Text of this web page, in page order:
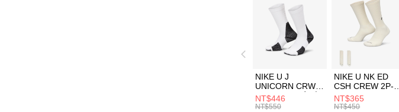
NIKE U J
UNICORN CRW
1PR -160 男女 中
統襪 FZ3393100
NT$446
NT$550
NIKE U NK ED
CSH CREW 2P-
144 EMBRDY 男
女 短統襪
NT$365
NT$450